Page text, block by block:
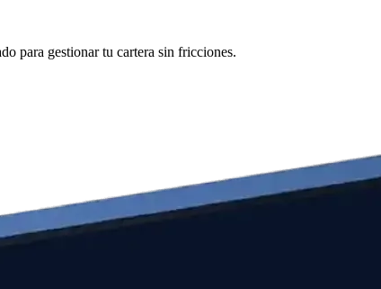
para gestionar tu cartera sin fricciones.